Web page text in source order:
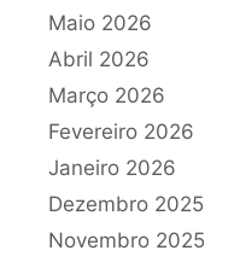
Maio 2026
Abril 2026
Março 2026
Fevereiro 2026
Janeiro 2026
Dezembro 2025
Novembro 2025